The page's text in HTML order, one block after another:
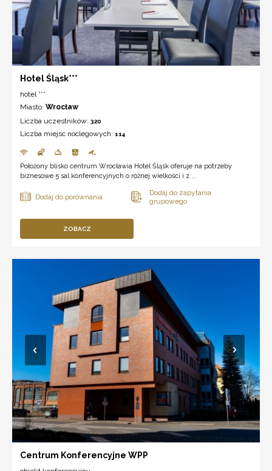
Hotel Śląsk***
hotel ***
Miasto: Wrocław
Liczba uczestników: 320
Liczba miejsc noclegowych: 114
Położony blisko centrum Wrocławia Hotel Śląsk oferuje na potrzeby
biznesowe 5 sal konferencyjnych o różnej wielkości i z ...
ZOBACZ
Centrum Konferencyjne WPP